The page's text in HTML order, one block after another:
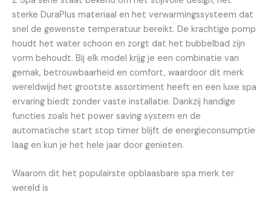
sterke DuraPlus materiaal en het verwarmingssysteem dat
snel de gewenste temperatuur bereikt. De krachtige pomp
houdt het water schoon en zorgt dat het bubbelbad zijn
vorm behoudt. Bij elk model krijg je een combinatie van
gemak, betrouwbaarheid en comfort, waardoor dit merk
wereldwijd het grootste assortiment heeft en een luxe spa
ervaring biedt zonder vaste installatie. Dankzij handige
functies zoals het power saving system en de
automatische start stop timer blijft de energieconsumptie
laag en kun je het hele jaar door genieten.
Waarom dit het populairste opblaasbare spa merk ter
wereld is